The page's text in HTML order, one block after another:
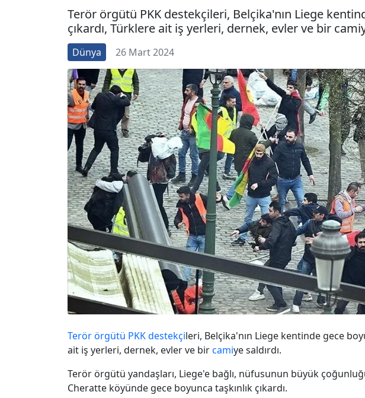
Terör örgütü PKK destekçileri, Belçika'nın Liege
çıkardı, Türklere ait iş yerleri, dernek, evler ve bir
Dünya 26 Mart 2024
Terör örgütü PKKdestekçileri, Belçika'nın Liege kentinde gece
ait iş yerleri, dernek, evler ve bircamiye saldırdı.
Terör örgütü yandaşları, Liege'e bağlı, nüfusunun büyük
Cheratte köyünde gece boyunca taşkınlık çıkardı.